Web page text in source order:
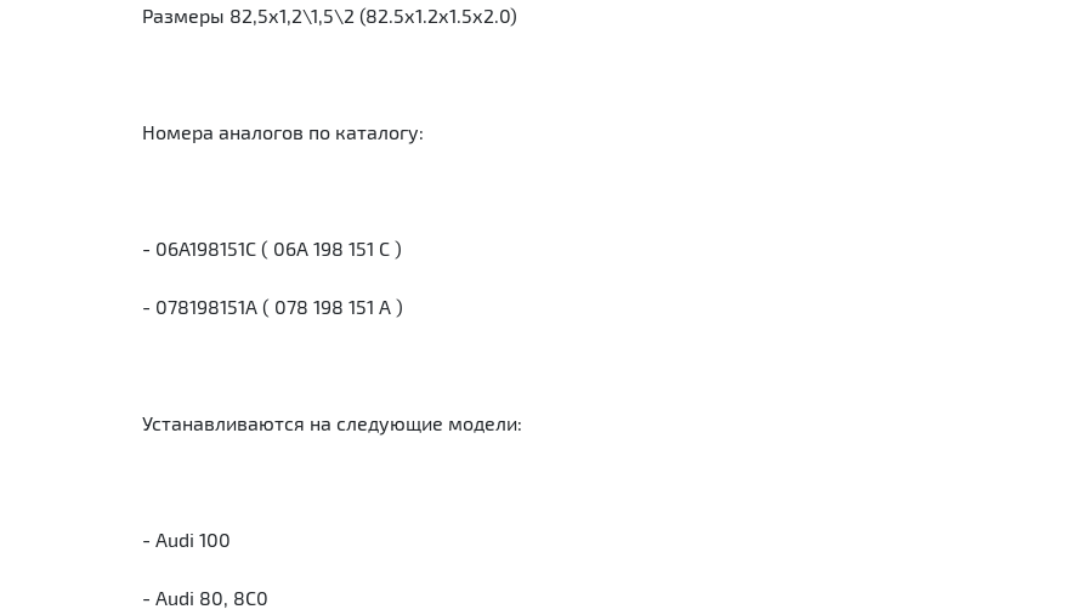
Размеры 82,5х1,2\1,5\2 (82.5х1.2х1.5х2.0)
Номера аналогов по каталогу:
- 06A198151C ( 06A 198 151 C )
- 078198151A ( 078 198 151 A )
Устанавливаются на следующие модели:
- Audi 100
- Audi 80, 8C0